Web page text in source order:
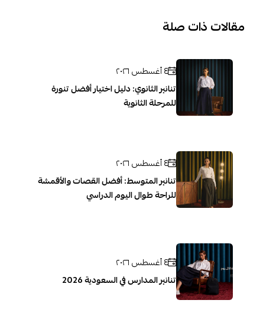
مقالات ذات صلة
٤ أغسطس ٢٠٢٦
تنانير الثانوي: دليل اختيار أفضل تنورة
للمرحلة الثانوية
٤ أغسطس ٢٠٢٦
تنانير المتوسط: أفضل القصات والأقمشة
للراحة طوال اليوم الدراسي
٤ أغسطس ٢٠٢٦
تنانير المدارس في السعودية 2026